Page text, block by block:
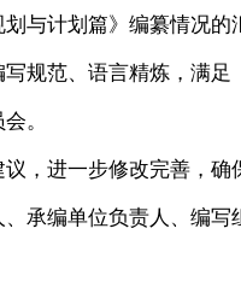
计划篇》编纂情况的
规范、语言精炼，满
。
进一步修改完善，确
编单位负责人、编写